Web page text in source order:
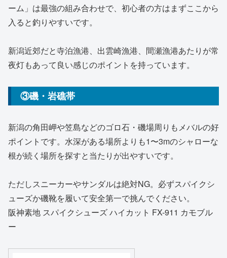
ーム」は最強の組み合わせで、初心者の方はまずここから
入ると釣りやすいです。
新潟近郊だと寺泊漁港、出雲崎漁港、間瀬漁港あたりが常
夜灯もあって良い感じのポイントを持っています。
③磯・岩礁帯
新潟の角田岬や笠島などのゴロ石・磯場周りもメバルの好
ポイントです。水深がある場所よりも1〜3mのシャローな
根が続く場所を探すと当たりが出やすいです。
ただしスニーカーやサンダルは絶対NG。必ずスパイクシ
ューズか磯靴を履いて安全第一で挑んでください。
阪神素地 スパイクシューズ ハイカット FX-911 カモブル
ー